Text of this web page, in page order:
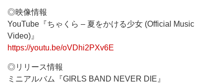
◎映像情報
YouTube『ちゃくら – 夏をかける少女 (Official Music
Video)』
https://youtu.be/oVDhi2PXv6E
◎リリース情報
ミニアルバム『GIRLS BAND NEVER DIE』